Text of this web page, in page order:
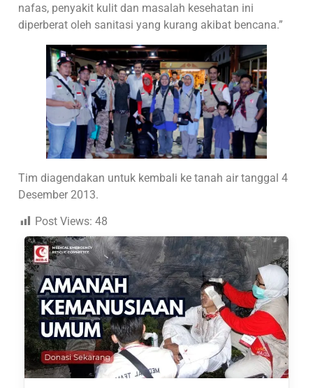
nafas, penyakit kulit dan masalah kesehatan ini
diperberat oleh sanitasi yang kurang akibat bencana.”
Tim diagendakan untuk kembali ke tanah air tanggal 4
Desember 2013.
Post Views: 48